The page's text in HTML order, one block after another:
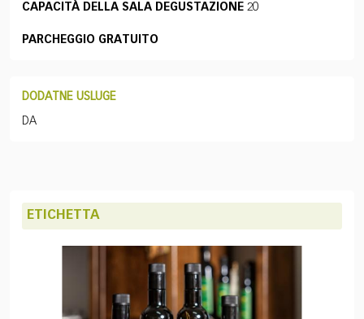
CAPACITÀ DELLA SALA DEGUSTAZIONE 20
PARCHEGGIO GRATUITO
DODATNE USLUGE
DA
ETICHETTA